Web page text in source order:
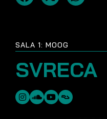
SALA 1: MOOG
SVRECA